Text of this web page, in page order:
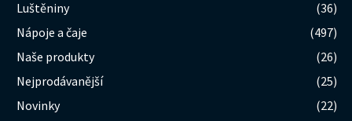
Luštěniny
(36)
Nápoje a čaje
(497)
Naše produkty
(26)
Nejprodávanější
(25)
Novinky
(22)